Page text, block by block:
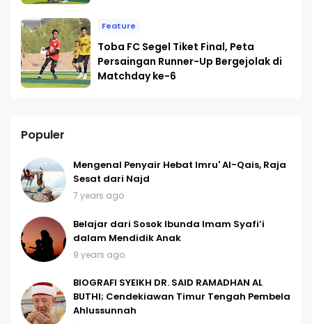
Feature
Toba FC Segel Tiket Final, Peta
Persaingan Runner-Up Bergejolak di
Matchday ke-6
Populer
Mengenal Penyair Hebat Imru' Al-Qais, Raja
Sesat dari Najd
7 years ago
Belajar dari Sosok Ibunda Imam Syafi’i
dalam Mendidik Anak
9 years ago
BIOGRAFI SYEIKH DR. SAID RAMADHAN AL
BUTHI; Cendekiawan Timur Tengah Pembela
Ahlussunnah